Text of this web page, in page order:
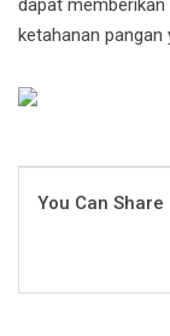
dapat
ketahanan pangan
You Can Share